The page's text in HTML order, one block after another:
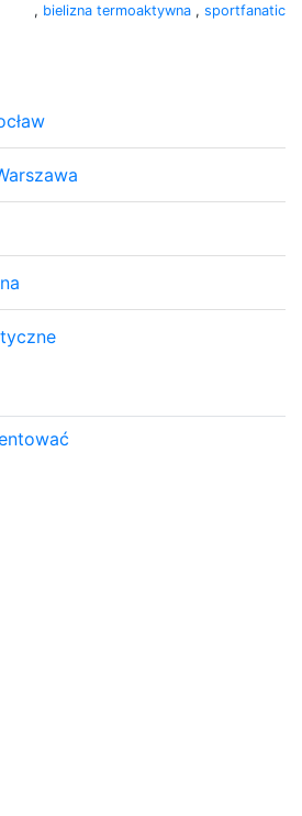
, bielizna termoaktywna , sportfanatic